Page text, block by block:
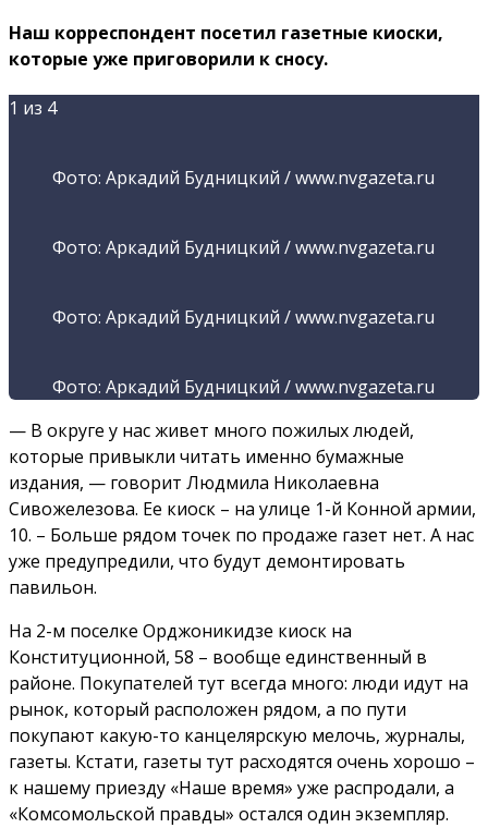
Наш корреспондент посетил газетные киоски,
которые уже приговорили к сносу.
1 из 4
Фото: Аркадий Будницкий / www.nvgazeta.ru
Фото: Аркадий Будницкий / www.nvgazeta.ru
Фото: Аркадий Будницкий / www.nvgazeta.ru
Фото: Аркадий Будницкий / www.nvgazeta.ru
— В округе у нас живет много пожилых людей,
которые привыкли читать именно бумажные
издания, — говорит Людмила Николаевна
Сивожелезова. Ее киоск – на улице 1-й Конной армии,
10. – Больше рядом точек по продаже газет нет. А нас
уже предупредили, что будут демонтировать
павильон.
На 2-м поселке Орджоникидзе киоск на
Конституционной, 58 – вообще единственный в
районе. Покупателей тут всегда много: люди идут на
рынок, который расположен рядом, а по пути
покупают какую-то канцелярскую мелочь, журналы,
газеты. Кстати, газеты тут расходятся очень хорошо –
к нашему приезду «Наше время» уже распродали, а
«Комсомольской правды» остался один экземпляр.